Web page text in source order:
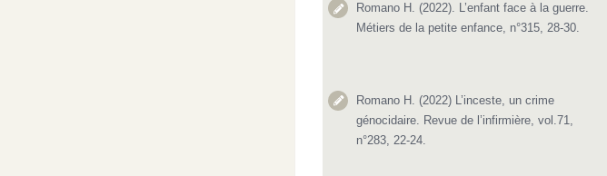
Romano H. (2022). L’enfant face à la guerre.
Métiers de la petite enfance, n°315, 28-30.
Romano H. (2022) L’inceste, un crime
génocidaire. Revue de l’infirmière, vol.71,
n°283, 22-24.